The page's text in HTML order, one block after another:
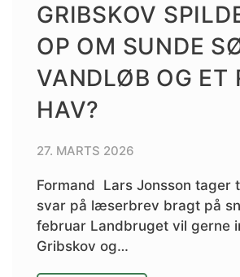
GRIBSKOV
OP OM SUNDE
VANDLØB OG ET
HAV?
27. MARTS 2026
Formand Lars Jonsson tager
svar på læserbrev bragt på
februar Landbruget vil gerne
Gribskov og…